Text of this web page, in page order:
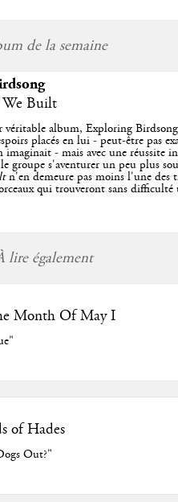
de la semaine
We Built
véritable album, Exploring
placés en lui - peut-être pas
imaginait - mais avec une réussite
groupe s'aventurer un peu plus
n'en demeure pas moins l'une des
qui trouveront sans difficulté
lire également
Month Of May I
of Hades
Out?"